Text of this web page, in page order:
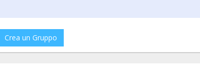
Crea un Gruppo